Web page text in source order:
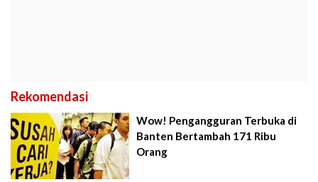
Rekomendasi
Wow! Pengangguran Terbuka di
Banten Bertambah 171 Ribu
Orang